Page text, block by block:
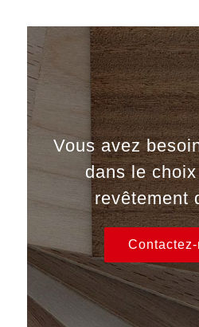
Vous avez
dans le
revêtement